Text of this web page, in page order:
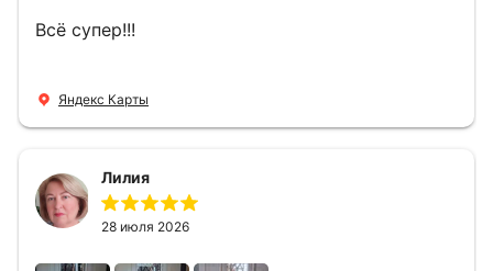
Всё супер!!!
Яндекс Карты
Лилия
28 июля 2026